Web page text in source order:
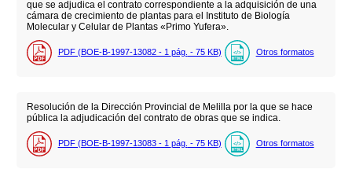
que se adjudica el contrato correspondiente a la adquisición de una
cámara de crecimiento de plantas para el Instituto de Biología
Molecular y Celular de Plantas «Primo Yufera».
PDF (BOE-B-1997-13082 - 1 pág. - 75 KB) Otros formatos
Resolución de la Dirección Provincial de Melilla por la que se hace
pública la adjudicación del contrato de obras que se indica.
PDF (BOE-B-1997-13083 - 1 pág. - 75 KB) Otros formatos